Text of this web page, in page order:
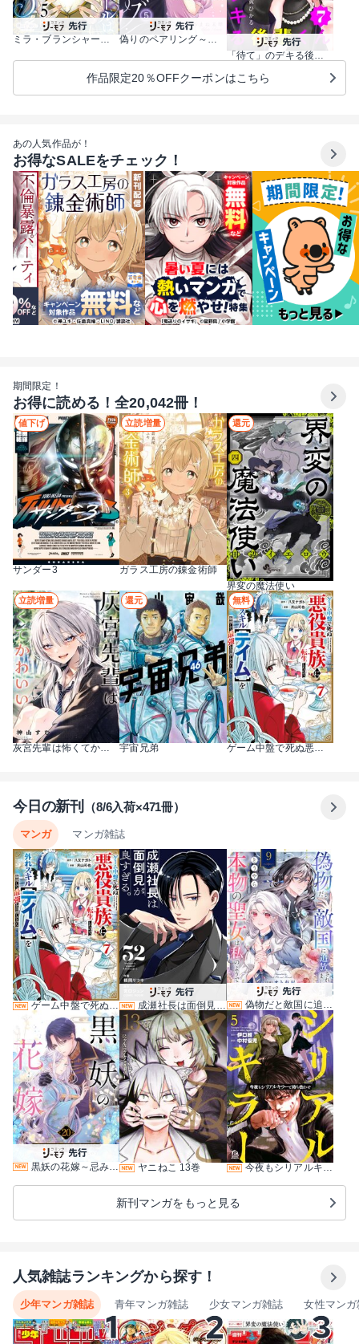
ミラ・ブランシャールは二度救う ～ある日、親友は別人になった～
偽りのペアリング～偽装恋人になった元彼は過保護に私を溺愛する～
「待て」のデキる後輩くん【マイクロ】
作品限定20％OFFクーポンはこちら
あの人気作品が！
お得なSALEをチェック！
期間限定！
お得に読める！全20,042冊！
値下げ
サンダー3
立読増量
ガラス工房の錬金術師
還元
界変の魔法使い
立読増量 還元
宇宙兄弟
無料
今日の新刊 （8/6入荷×471冊）
マンガ マンガ雑誌
ゲーム中盤で死ぬ悪役貴族に転生したので、外れスキル【テイム】を駆使して最強を目指してみた 7巻 成瀬社長は面倒見が良すぎる。【単話版】 52巻 偽物だと敵国に追放されましたが、どうやら本物の聖女は私のようです。 9巻
黒妖の花嫁～忌み嫌われた私が冷酷大尉に愛されるまで～ 20巻 ヤニねこ 13巻 今夜もシリアルキラーと待ち合わせ 5巻
新刊マンガをもっと見る
人気雑誌ランキングから探す！
少年マンガ雑誌 青年マンガ雑誌 少女マンガ雑誌 女性マンガ